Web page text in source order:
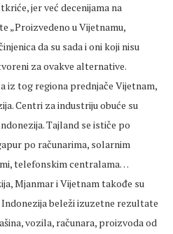
jer već decenijama na
„Proizvedeno u Vijetnamu,
da su sada i oni koji nisu
za ovakve alternative.
iz tog regiona prednjače Vijetnam,
Centri za industriju obuće su
Tajland se ističe po
po računarima, solarnim
telefonskim centralama…
Mjanmar i Vijetnam takođe su
beleži izuzetne rezultate
vozila, računara, proizvoda od